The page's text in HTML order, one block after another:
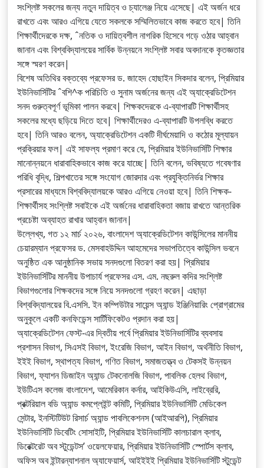
সংশ্লিষ্ট সকলের জন্য নতুন দায়িত্ব ও চ্যালেঞ্জ নিয়ে এসেছে| এই অর্জন ধরে
রাখতে এবং আরও এগিয়ে যেতে সকলকে সম্মিলিতভাবে কাজ করতে হবে| তিনি
শিক্ষার্থীদেরকে দক্ষ, ˆনতিক ও দায়িত্বশীল নাগরিক হিসেবে গড়ে ওঠার আহ্বান
জানান এবং বিশ্ববিদ্যালয়ের সার্বিক উন্নয়নে সংশ্লিষ্ট সবার অবদানকে কৃতজ্ঞতার
সঙ্গে স্মরণ করেন|
বিশেষ অতিথির বক্তব্যে প্রফেসর ড. জাহেদ হোছাইন সিকদার বলেন, প্রিমিয়ার
ইউনিভার্সিটির ˆবশি^ক পরিচিতি ও সুনাম অর্জনের জন্য এই অ্যাক্রেডিটেশন
সনদ গুরুত্বপূর্ণ ভূমিকা পালন করবে| শিক্ষকদেরকে এ-ব্যাপারটি শিক্ষার্থীসহ
সকলের মধ্যে ছড়িয়ে দিতে হবে| শিক্ষার্থীদেরও এ-ব্যাপারটি উপলব্ধি করতে
হবে| তিনি আরও বলেন, অ্যাক্রেডিটেশন একটি দীর্ঘমেয়াদি ও কঠোর মূল্যায়ন
প্রক্রিয়ার ফল| এই সাফল্য প্রমাণ করে যে, প্রিমিয়ার ইউনিভার্সিটি শিক্ষার
মানোন্নয়নে ধারাবাহিকভাবে কাজ করে যাচ্ছে| তিনি বলেন, ভবিষ্যতে গবেষণার
পরিধি বৃদ্ধি, শিল্পখাতের সঙ্গে সংযোগ জোরদার এবং প্রযুক্তিনির্ভর শিক্ষার
প্রসারের মাধ্যমে বিশ্ববিদ্যালয়কে আরও এগিয়ে নেওয়া হবে| তিনি শিক্ষক-
শিক্ষার্থীসহ সংশ্লিষ্ট সবাইকে এই অর্জনের ধারাবাহিকতা বজায় রাখতে আন্তরিক
প্রচেষ্টা অব্যাহত রাখার আহ্বান জানান|
উল্লেখ্য, গত ১২ মার্চ ২০২৬, বাংলাদেশ অ্যাক্রেডিটেশন কাউন্সিলের মাননীয়
চেয়ারম্যান প্রফেসর ড. মেসবাহউদ্দিন আহমেদের সভাপতিত্বে কাউন্সিল ভবনে
অনুষ্ঠিত এক আনুষ্ঠানিক সভায় সনদগুলো বিতরণ করা হয়| প্রিমিয়ার
ইউনিভার্সিটির মাননীয় উপাচার্য প্রফেসর এস. এম. নছরুল কদির সংশ্লিষ্ট
বিভাগগুলোর শিক্ষকদের সঙ্গে নিয়ে সনদগুলো গ্রহণ করেন| এছাড়া
বিশ্ববিদ্যালয়ের বি.এসসি. ইন কম্পিউটার সায়েন্স অ্যান্ড ইঞ্জিনিয়ারিং প্রোগ্রামের
অনুকূলে একটি কনফিডেন্স সার্টিফিকেটও প্রদান করা হয়|
অ্যাক্রেডিটেশন ফেস্ট-এর দ্বিতীয় পর্বে প্রিমিয়ার ইউনিভার্সিটির ব্যবসায়
প্রশাসন বিভাগ, সিএসই বিভাগ, ইংরেজি বিভাগ, আইন বিভাগ, অর্থনীতি বিভাগ,
ইইই বিভাগ, স্থাপত্য বিভাগ, গণিত বিভাগ, সমাজতত্ত্ব ও টেকসই উন্নয়ন
বিভাগ, ফ্যাশন ডিজাইন অ্যান্ড টেকনোলজি বিভাগ, পাবলিক হেলথ বিভাগ,
ইউটিএস কলেজ বাংলাদেশ, আমেরিকান কর্নার, আইকিউএসি, লাইব্রেরি,
প্রক্টরিয়াল বডি অ্যান্ড কমপ্লেইন্ট কমিটি, প্রিমিয়ার ইউনিভার্সিটি মেডিকেল
সেন্টার, ইনস্টিটিউট রিসার্চ অ্যান্ড পাবলিকেশনস (আইআরপি), প্রিমিয়ার
ইউনিভার্সিটি ডিবেটিং সোসাইটি, প্রিমিয়ার ইউনিভার্সিটি কালচারাল ক্লাব,
ডিরেক্টরেট অব স্টুডেন্টস’ ওয়েলফেয়ার, প্রিমিয়ার ইউনিভার্সিটি স্পোর্টস ক্লাব,
অফিস অব ইন্টারন্যাশনাল অ্যাফেয়ার্স, আইইইই প্রিমিয়ার ইউনিভার্সিটি স্টুডেন্ট